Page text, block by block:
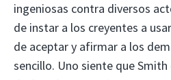
ingeniosas contra diversos
de instar a los creyentes a
de aceptar y afirmar a los
sencillo. Uno siente que